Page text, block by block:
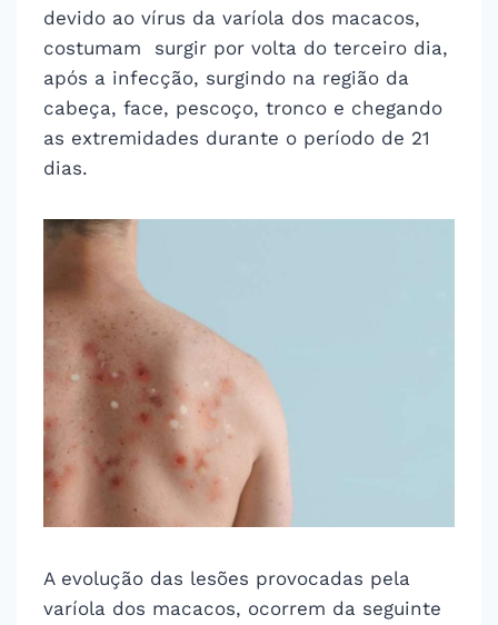
devido ao vírus da varíola dos macacos,
costumam surgir por volta do terceiro dia,
após a infecção, surgindo na região da
cabeça, face, pescoço, tronco e chegando
as extremidades durante o período de 21
dias.
A evolução das lesões provocadas pela
varíola dos macacos, ocorrem da seguinte